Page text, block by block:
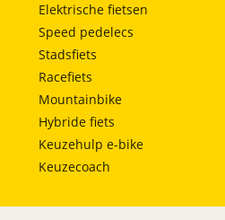
Elektrische fietsen
Speed pedelecs
Stadsfiets
Racefiets
Mountainbike
Hybride fiets
Keuzehulp e-bike
Keuzecoach